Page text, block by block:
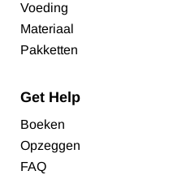
Voeding
Materiaal
Pakketten
Get Help
Boeken
Opzeggen
FAQ